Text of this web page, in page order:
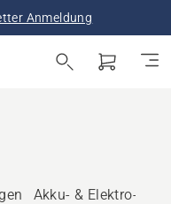
Anmeldung
Akku- & Elektro-